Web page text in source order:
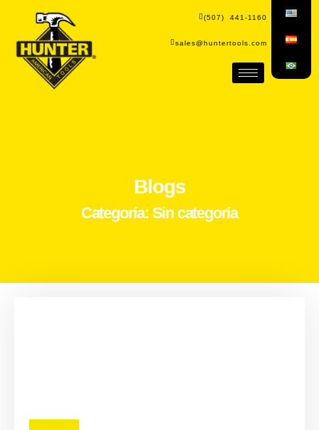
(507) 441-1160
sales@huntertools.com
Blogs
Categoría: Sin categoría